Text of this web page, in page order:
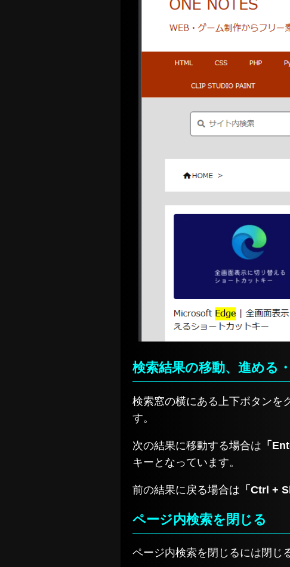
検索結果の移動、進める
検索窓の横にある上下ボタンを
す。
次の結果に移動する場合は 「
キーとなっています。
前の結果に戻る場合は 「Ctrl +
ページ内検索を閉じる
ページ内検索を閉じるには閉じ